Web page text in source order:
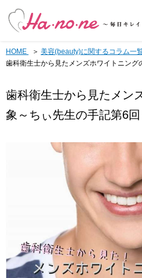
HOME
美容(beauty)に関するコラム一
歯科衛生士から見たメンズホワイトニング
歯科衛生士から見たメン
象～ちぃ先生の手記第6回